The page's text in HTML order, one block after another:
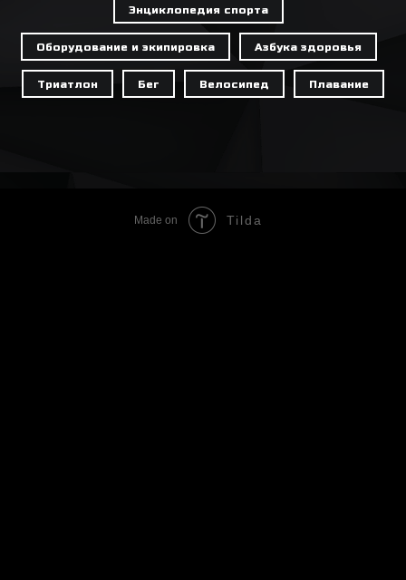
Энциклопедия спорта
Оборудование и экипировка Азбука здоровья
Триатлон Бег Велосипед Плавание
Made on Tilda